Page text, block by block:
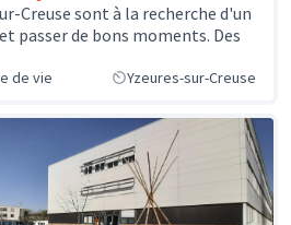
Creuse sont à la recherche d'un
passer de bons moments. Des
de vie Yzeures-sur-Creuse